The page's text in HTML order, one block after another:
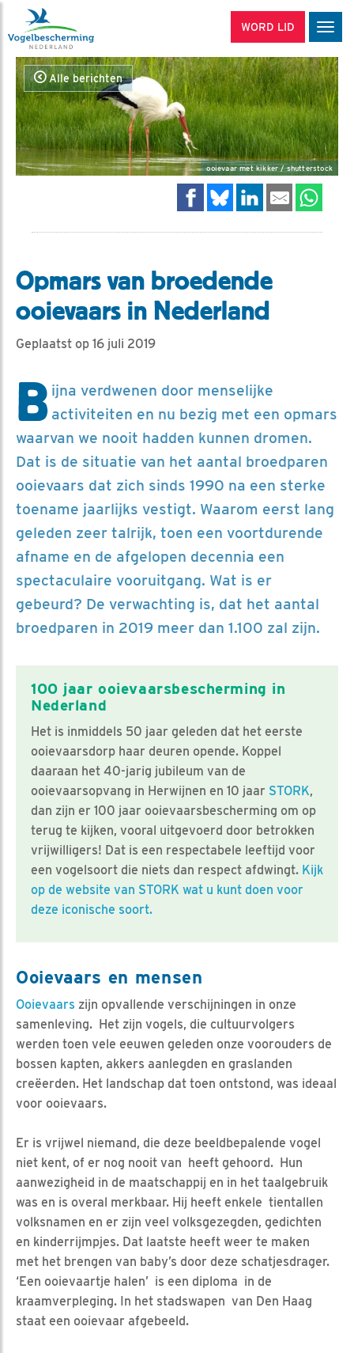
WORD LID
Alle berichten
ooievaar met kikker / shutterstock
Opmars van broedende
ooievaars in Nederland
Geplaatst op 16 juli 2019
B ijna verdwenen door menselijke
activiteiten en nu bezig met een opmars
waarvan we nooit hadden kunnen dromen.
Dat is de situatie van het aantal broedparen
ooievaars dat zich sinds 1990 na een sterke
toename jaarlijks vestigt. Waarom eerst lang
geleden zeer talrijk, toen een voortdurende
afname en de afgelopen decennia een
spectaculaire vooruitgang. Wat is er
gebeurd? De verwachting is, dat het aantal
broedparen in 2019 meer dan 1.100 zal zijn.
100 jaar ooievaarsbescherming in
Nederland
Het is inmiddels 50 jaar geleden dat het eerste
ooievaarsdorp haar deuren opende. Koppel
daaraan het 40-jarig jubileum van de
ooievaarsopvang in Herwijnen en 10 jaar STORK,
dan zijn er 100 jaar ooievaarsbescherming om op
terug te kijken, vooral uitgevoerd door betrokken
vrijwilligers! Dat is een respectabele leeftijd voor
een vogelsoort die niets dan respect afdwingt. Kijk
op de website van STORK wat u kunt doen voor
deze iconische soort.
Ooievaars en mensen
Ooievaars zijn opvallende verschijningen in onze
samenleving. Het zijn vogels, die cultuurvolgers
werden toen vele eeuwen geleden onze voorouders de
bossen kapten, akkers aanlegden en graslanden
creëerden. Het landschap dat toen ontstond, was ideaal
voor ooievaars.
Er is vrijwel niemand, die deze beeldbepalende vogel
niet kent, of er nog nooit van heeft gehoord. Hun
aanwezigheid in de maatschappij en in het taalgebruik
was en is overal merkbaar. Hij heeft enkele tientallen
volksnamen en er zijn veel volksgezegden, gedichten
en kinderrijmpjes. Dat laatste heeft weer te maken
met het brengen van baby’s door deze schatjesdrager.
‘Een ooievaartje halen’ is een diploma in de
kraamverpleging. In het stadswapen van Den Haag
staat een ooievaar afgebeeld.